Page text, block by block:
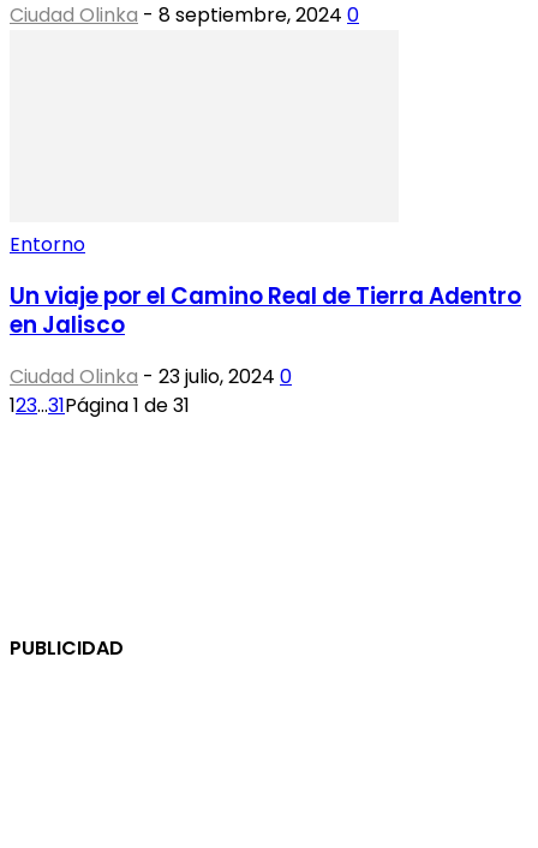
Ciudad Olinka - 8 septiembre, 2024 0
Entorno
Un viaje por el Camino Real de Tierra Adentro
en Jalisco
Ciudad Olinka - 23 julio, 2024 0
123...31Página 1 de 31
PUBLICIDAD